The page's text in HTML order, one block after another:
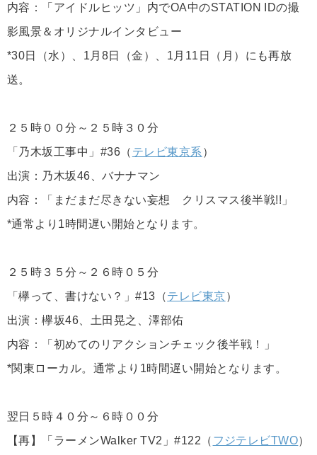
内容：「アイドルヒッツ」内でOA中のSTATION IDの撮
影風景＆オリジナルインタビュー
*30日（水）、1月8日（金）、1月11日（月）にも再放
送。
２５時００分～２５時３０分
「乃木坂工事中」#36（ テレビ東京系 ）
出演：乃木坂46、バナナマン
内容：「まだまだ尽きない妄想 クリスマス後半戦!!」
*通常より1時間遅い開始となります。
２５時３５分～２６時０５分
「欅って、書けない？」#13（テレビ東京）
出演：欅坂46、土田晃之、澤部佑
内容：「初めてのリアクションチェック後半戦！」
*関東ローカル。通常より1時間遅い開始となります。
翌日５時４０分～６時００分
【再】「ラーメンWalker TV2」#122（ フジテレビTWO）